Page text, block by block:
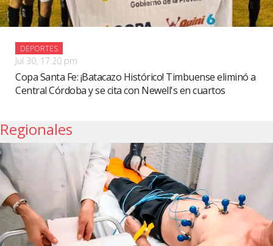
DEPORTES
Jul 30, 17:20 pm
Copa Santa Fe: ¡Batacazo Histórico! Timbuense eliminó a
Central Córdoba y se cita con Newell's en cuartos
Regionales